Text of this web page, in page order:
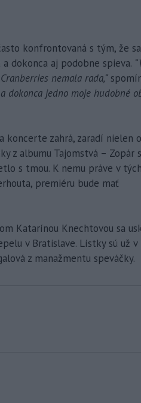
konfrontovaná s tým, že
a dokonca aj podobne spieva.
nemala rada,“
dokonca jedno moje hudobné
koncerte zahrá, zaradí nielen
z albumu Tajomstvá – Zopár
s tmou. K nemu práve v
premiéru bude mať
Katarínou Knechtovou sa
v Bratislave. Lístky sú už v
z manažmentu speváčky.